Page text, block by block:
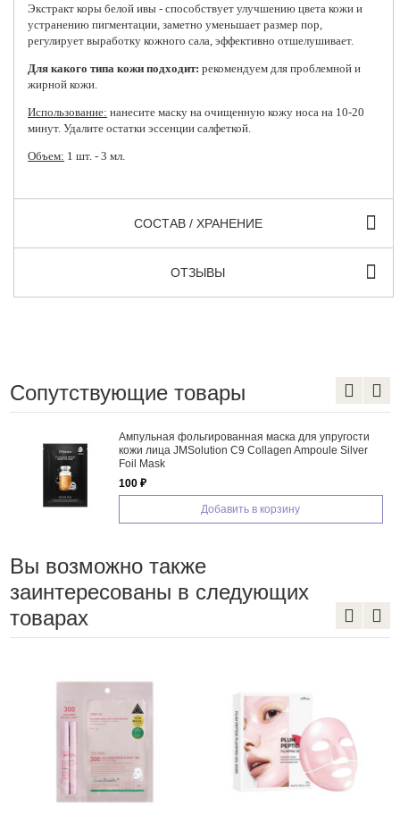
Экстракт коры белой ивы - способствует улучшению цвета кожи и
устранению пигментации, заметно уменьшает размер пор,
регулирует выработку кожного сала, эффективно отшелушивает.
Для какого типа кожи подходит: рекомендуем для проблемной и
жирной кожи.
Использование: нанесите маску на очищенную кожу носа на 10-20
минут. Удалите остатки эссенции салфеткой.
Объем: 1 шт. - 3 мл.
СОСТАВ / ХРАНЕНИЕ
ОТЗЫВЫ
Сопутствующие товары
Ампульная фольгированная маска для упругости
кожи лица JMSolution C9 Collagen Ampoule Silver
Foil Mask
100 ₽
Добавить в корзину
Вы возможно также
заинтересованы в следующих
товарах